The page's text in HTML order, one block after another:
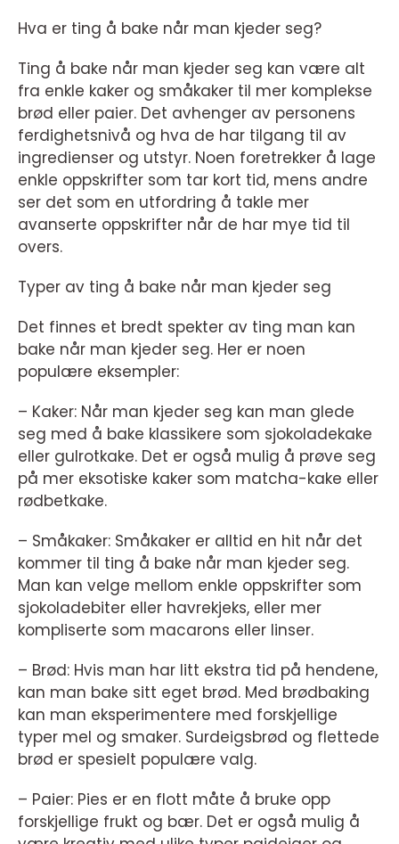
Hva er ting å bake når man kjeder seg?
Ting å bake når man kjeder seg kan være alt
fra enkle kaker og småkaker til mer komplekse
brød eller paier. Det avhenger av personens
ferdighetsnivå og hva de har tilgang til av
ingredienser og utstyr. Noen foretrekker å lage
enkle oppskrifter som tar kort tid, mens andre
ser det som en utfordring å takle mer
avanserte oppskrifter når de har mye tid til
overs.
Typer av ting å bake når man kjeder seg
Det finnes et bredt spekter av ting man kan
bake når man kjeder seg. Her er noen
populære eksempler:
– Kaker: Når man kjeder seg kan man glede
seg med å bake klassikere som sjokoladekake
eller gulrotkake. Det er også mulig å prøve seg
på mer eksotiske kaker som matcha-kake eller
rødbetkake.
– Småkaker: Småkaker er alltid en hit når det
kommer til ting å bake når man kjeder seg.
Man kan velge mellom enkle oppskrifter som
sjokoladebiter eller havrekjeks, eller mer
kompliserte som macarons eller linser.
– Brød: Hvis man har litt ekstra tid på hendene,
kan man bake sitt eget brød. Med brødbaking
kan man eksperimentere med forskjellige
typer mel og smaker. Surdeigsbrød og flettede
brød er spesielt populære valg.
– Paier: Pies er en flott måte å bruke opp
forskjellige frukt og bær. Det er også mulig å